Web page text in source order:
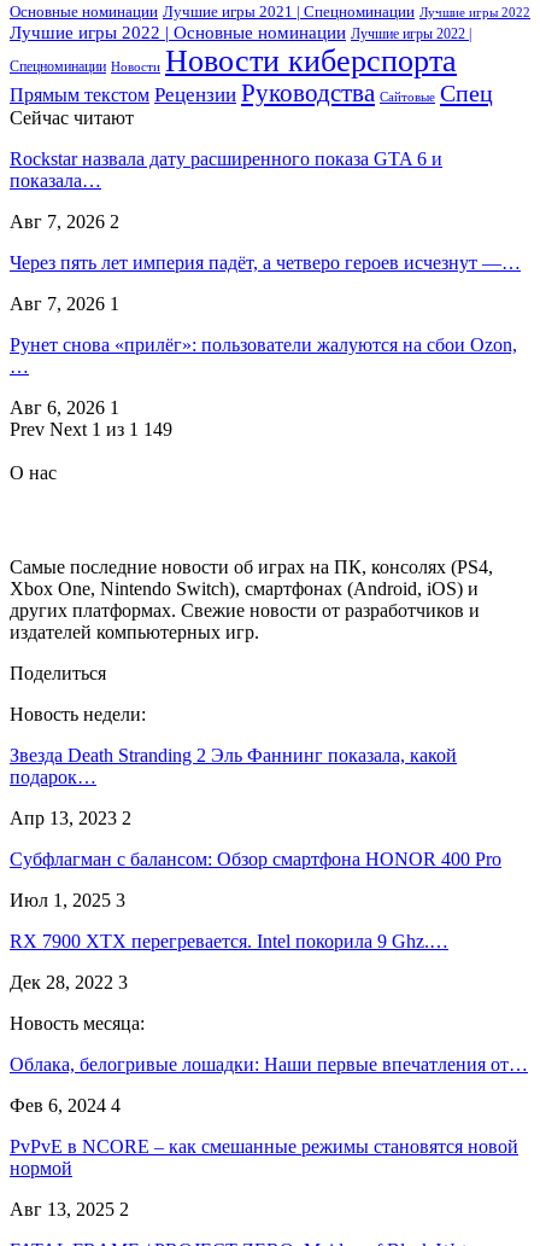
Основные номинации Лучшие игры 2021 | Спецноминации Лучшие игры 2022
Лучшие игры 2022 | Основные номинации Лучшие игры 2022 |
Спецноминации Новости Новости киберспорта
Прямым текстом Рецензии Руководства Сайтовые Спец
Сейчас читают
Rockstar назвала дату расширенного показа GTA 6 и
показала…
Авг 7, 2026 2
Через пять лет империя падёт, а четверо героев исчезнут —…
Авг 7, 2026 1
Рунет снова «прилёг»: пользователи жалуются на сбои Ozon,
…
Авг 6, 2026 1
Prev Next 1 из 1 149
О нас
Самые последние новости об играх на ПК, консолях (PS4,
Xbox One, Nintendo Switch), смартфонах (Android, iOS) и
других платформах. Свежие новости от разработчиков и
издателей компьютерных игр.
Поделиться
Новость недели:
Звезда Death Stranding 2 Эль Фаннинг показала, какой
подарок…
Апр 13, 2023 2
Субфлагман с балансом: Обзор смартфона HONOR 400 Pro
Июл 1, 2025 3
RX 7900 XTX перегревается. Intel покорила 9 Ghz.…
Дек 28, 2022 3
Новость месяца:
Облака, белогривые лошадки: Наши первые впечатления от…
Фев 6, 2024 4
PvPvE в NCORE – как смешанные режимы становятся новой
нормой
Авг 13, 2025 2